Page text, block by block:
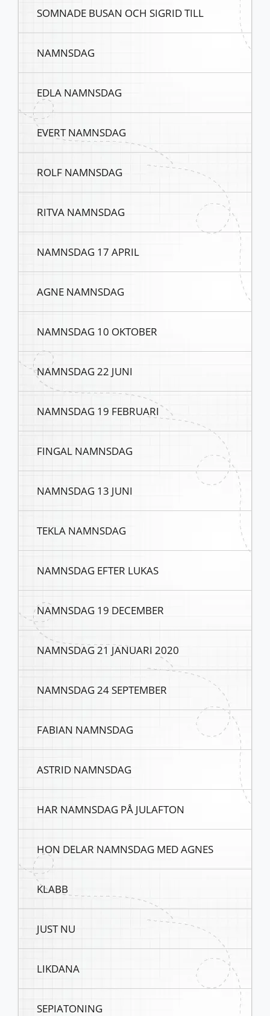
SOMNADE BUSAN OCH SIGRID TILL
NAMNSDAG
EDLA NAMNSDAG
EVERT NAMNSDAG
ROLF NAMNSDAG
RITVA NAMNSDAG
NAMNSDAG 17 APRIL
AGNE NAMNSDAG
NAMNSDAG 10 OKTOBER
NAMNSDAG 22 JUNI
NAMNSDAG 19 FEBRUARI
FINGAL NAMNSDAG
NAMNSDAG 13 JUNI
TEKLA NAMNSDAG
NAMNSDAG EFTER LUKAS
NAMNSDAG 19 DECEMBER
NAMNSDAG 21 JANUARI 2020
NAMNSDAG 24 SEPTEMBER
FABIAN NAMNSDAG
ASTRID NAMNSDAG
HAR NAMNSDAG PÅ JULAFTON
HON DELAR NAMNSDAG MED AGNES
KLABB
JUST NU
LIKDANA
SEPIATONING